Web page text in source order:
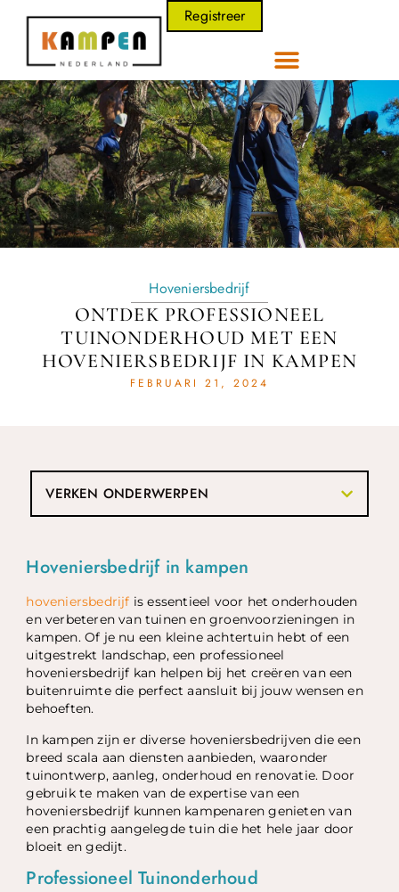
Registreer
Hoveniersbedrijf
ONTDEK PROFESSIONEEL
TUINONDERHOUD MET EEN
HOVENIERSBEDRIJF IN KAMPEN
FEBRUARI 21, 2024
Hoveniersbedrijf in kampen
hoveniersbedrijf is essentieel voor het onderhouden
en verbeteren van tuinen en groenvoorzieningen in
kampen. Of je nu een kleine achtertuin hebt of een
uitgestrekt landschap, een professioneel
hoveniersbedrijf kan helpen bij het creëren van een
buitenruimte die perfect aansluit bij jouw wensen en
behoeften.
In kampen zijn er diverse hoveniersbedrijven die een
breed scala aan diensten aanbieden, waaronder
tuinontwerp, aanleg, onderhoud en renovatie. Door
gebruik te maken van de expertise van een
hoveniersbedrijf kunnen kampenaren genieten van
een prachtig aangelegde tuin die het hele jaar door
bloeit en gedijt.
Professioneel Tuinonderhoud
VERKEN ONDERWERPEN